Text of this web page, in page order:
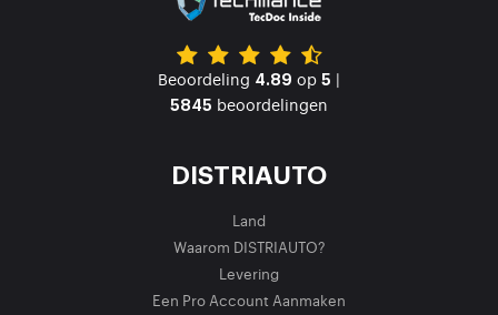
Beoordeling 4.89 op 5 |
5845 beoordelingen
DISTRIAUTO
Land
Waarom DISTRIAUTO?
Levering
Een Pro Account Aanmaken